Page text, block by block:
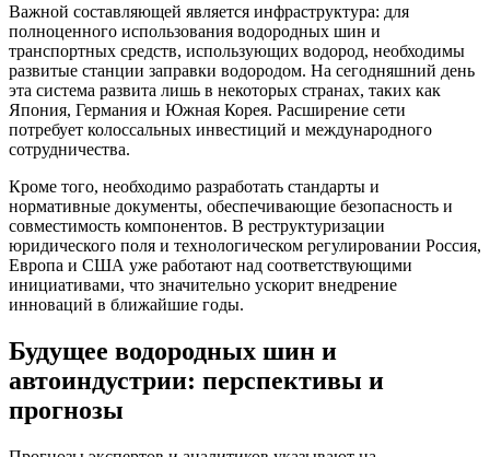
Важной составляющей является инфраструктура: для
полноценного использования водородных шин и
транспортных средств, использующих водород, необходимы
развитые станции заправки водородом. На сегодняшний день
эта система развита лишь в некоторых странах, таких как
Япония, Германия и Южная Корея. Расширение сети
потребует колоссальных инвестиций и международного
сотрудничества.
Кроме того, необходимо разработать стандарты и
нормативные документы, обеспечивающие безопасность и
совместимость компонентов. В реструктуризации
юридического поля и технологическом регулировании Россия,
Европа и США уже работают над соответствующими
инициативами, что значительно ускорит внедрение
инноваций в ближайшие годы.
Будущее водородных шин и
автоиндустрии: перспективы и
прогнозы